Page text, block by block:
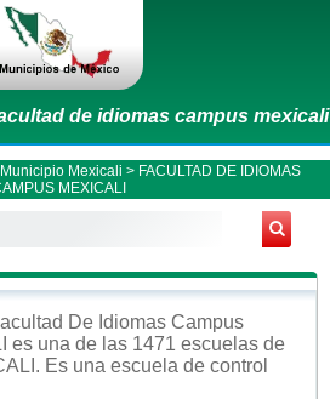
de idiomas campus mexicali
Municipio Mexicali > FACULTAD DE IDIOMAS
MEXICALI
De Idiomas Campus
es una de las 1471 escuelas de
. Es una escuela de control